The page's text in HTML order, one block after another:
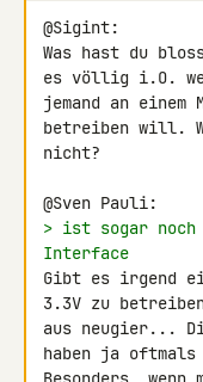
@Sigint:
Was hast du
es völlig i.O.
jemand an
betreiben will.
nicht?
> ist sogar
Interface
Gibt es irgend
3.3V zu
aus neugier...
haben ja oftmals